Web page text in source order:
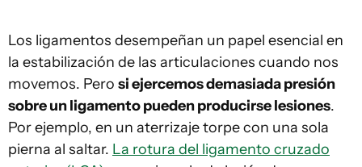
Los ligamentos desempeñan un papel esencial en
la estabilización de las articulaciones cuando nos
movemos. Pero si ejercemos demasiada presión
sobre un ligamento pueden producirse lesiones.
Por ejemplo, en un aterrizaje torpe con una sola
pierna al saltar. La rotura del ligamento cruzado